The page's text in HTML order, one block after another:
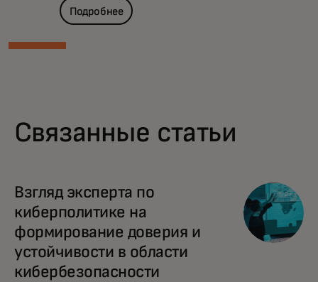
Подробнее
Связанные статьи
Взгляд эксперта по
киберполитике на
формирование доверия и
устойчивости в области
кибербезопасности